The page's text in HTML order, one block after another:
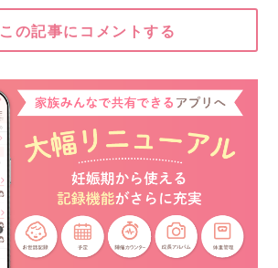
この記事にコメントする